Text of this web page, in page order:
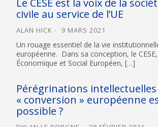
civile au service de l’UE
ALAN HICK 9 MARS 2021
Un rouage essentiel de la vie
européenne. Dans sa conception, le
Économique et Social Européen, […]
Pérégrinations
« conversion » européenne
possible ?